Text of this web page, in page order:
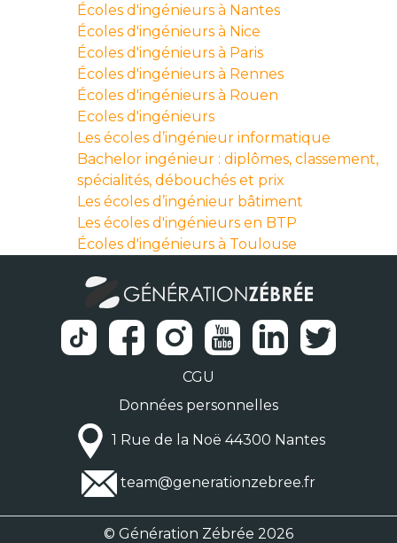
Écoles d'ingénieurs à Nantes
Écoles d'ingénieurs à Nice
Écoles d'ingénieurs à Paris
Écoles d'ingénieurs à Rennes
Écoles d'ingénieurs à Rouen
Ecoles d'ingénieurs
Les écoles d’ingénieur informatique
Bachelor ingénieur : diplômes, classement,
spécialités, débouchés et prix
Les écoles d’ingénieur bâtiment
Les écoles d'ingénieurs en BTP
Écoles d'ingénieurs à Toulouse
CGU
Données personnelles
1 Rue de la Noë 44300 Nantes
team@generationzebree.fr
© Génération Zébrée 2026